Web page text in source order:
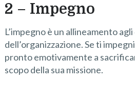
2 – Impegno
L’impegno è un allineamento
dell’organizzazione. Se ti
pronto emotivamente a
scopo della sua missione.